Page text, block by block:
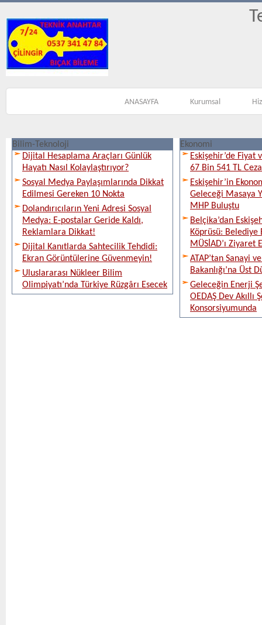
ANASAYFA Kurumsal
Bilim-Teknoloji
Dijital Hesaplama Araçları Günlük
Hayatı Nasıl Kolaylaştırıyor?
Sosyal Medya Paylaşımlarında Dikkat
Edilmesi Gereken 10 Nokta
Dolandırıcıların Yeni Adresi Sosyal
Medya: E-postalar Geride Kaldı,
Reklamlara Dikkat!
Dijital Kanıtlarda Sahtecilik Tehdidi:
Ekran Görüntülerine Güvenmeyin!
Uluslararası Nükleer Bilim
Olimpiyatı’nda Türkiye Rüzgârı Esecek
Ekonomi
Eskişehir’de Fiyat
67 Bin 541 TL
Eskişehir’in
Geleceği Masaya
MHP Buluştu
Belçika’dan
Köprüsü: Belediye
MÜSİAD’ı Ziyaret
ATAP’tan Sanayi
Bakanlığı’na Üst
Geleceğin Enerji
OEDAŞ Dev Akıllı
Konsorsiyumunda